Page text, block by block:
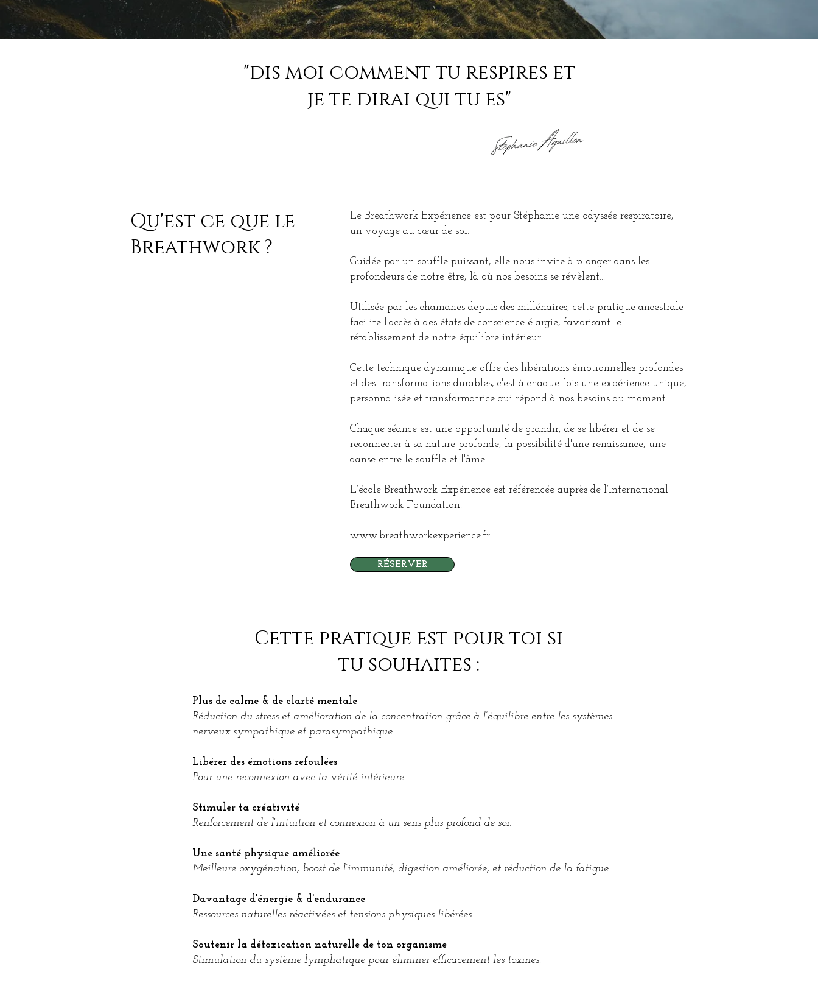
"dis moi comment tu respires et
je te dirai qui tu es"
Qu'est ce que le
Breathwork ?
Le Breathwork Expérience est pour Stéphanie une odyssée respiratoire,
un voyage au cœur de soi.
Guidée par un souffle puissant, elle nous invite à plonger dans les
profondeurs de notre être, là où nos besoins se révèlent...
Utilisée par les chamanes depuis des millénaires, cette pratique ancestrale
facilite l'accès à des états de conscience élargie, favorisant le
rétablissement de notre équilibre intérieur.
Cette technique dynamique offre des libérations émotionnelles profondes
et des transformations durables, c'est à chaque fois une expérience unique,
personnalisée et transformatrice qui répond à nos besoins du moment.
Chaque séance est une opportunité de grandir, de se libérer et de se
reconnecter à sa nature profonde, la possibilité d'une renaissance, une
danse entre le souffle et l'âme.
L’école Breathwork Expérience est référencée auprès de l’International
Breathwork Foundation.
www.breathworkexperience.fr
RÉSERVER
Cette pratique est pour toi si
tu souhaites :
Plus de calme & de clarté mentale
Réduction du stress et amélioration de la concentration grâce à l’équilibre entre les systèmes
nerveux sympathique et parasympathique.
Libérer des émotions refoulées
Pour une reconnexion avec ta vérité intérieure.
Stimuler ta créativité
Renforcement de l'intuition et connexion à un sens plus profond de soi.
Une santé physique améliorée
Meilleure oxygénation, boost de l’immunité, digestion améliorée, et réduction de la fatigue.
Davantage d'énergie & d'endurance
Ressources naturelles réactivées et tensions physiques libérées.
Soutenir la détoxication naturelle de ton organisme
Stimulation du système lymphatique pour éliminer efficacement les toxines.